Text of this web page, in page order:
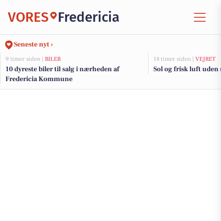
VORES Fredericia
Seneste nyt ›
9 timer siden | BILER
10 dyreste biler til salg i nærheden af
Fredericia Kommune
18 timer siden | VEJRET
Sol og frisk luft uden